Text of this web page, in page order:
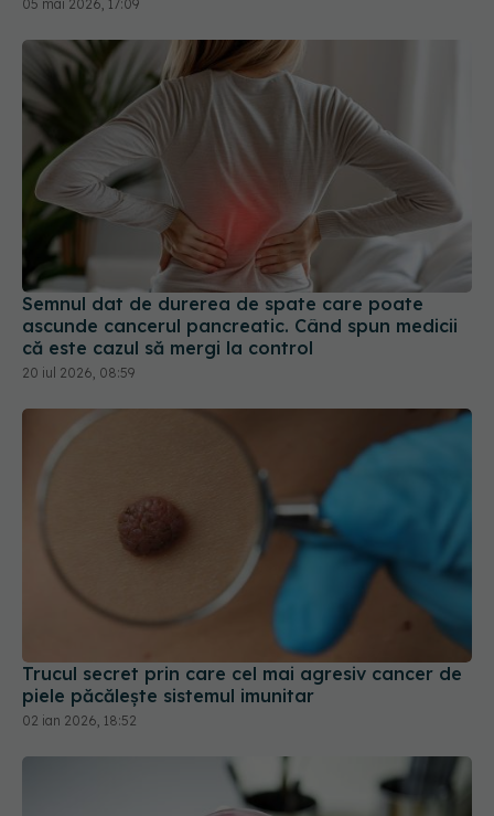
Semnul dat de durerea de spate care poate
ascunde cancerul pancreatic. Când spun medicii
că este cazul să mergi la control
20 iul 2026, 08:59
Trucul secret prin care cel mai agresiv cancer de
piele păcălește sistemul imunitar
02 ian 2026, 18:52